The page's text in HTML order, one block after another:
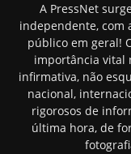
A PressNet
independente, com
público em geral!
importância vital
infirmativa, não
nacional,
rigorosos de
última hora, de